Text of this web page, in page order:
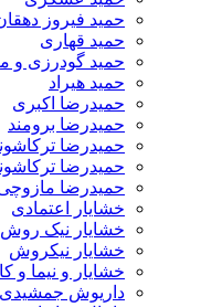
حمید فیروز
حمید قهاری
حمید گودرزی و
حمید هیراد
حمیدرضا اکبری
حمیدرضا برومند
حمیدرضا
حمیدرضا
حمیدرضا
خشایار اعتمادی
خشایار نیک روش
خشایار نیکروش
خشایار و نیما و
داریوش جمشیدی